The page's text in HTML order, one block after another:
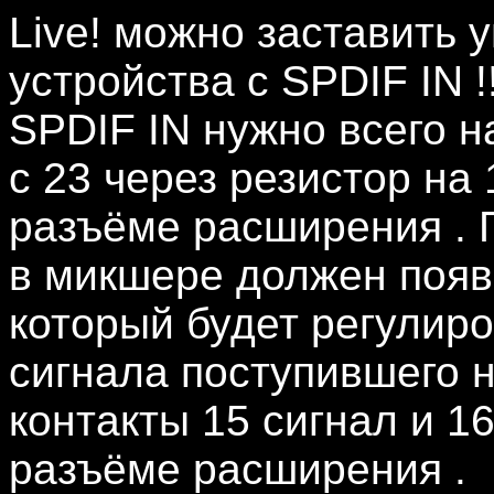
Live! можно заставить
устройства с SPDIF
SPDIF IN нужно всего
с 23 через резистор
разъёме расширения .
в микшере должен
который будет
сигнала поступившего
контакты 15 сигнал и
разъёме расширения .